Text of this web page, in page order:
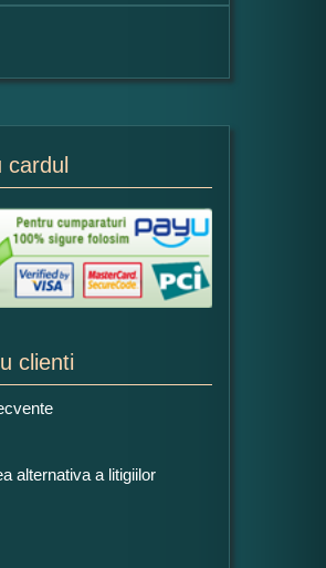
cardul
clienti
alternativa a litigiilor